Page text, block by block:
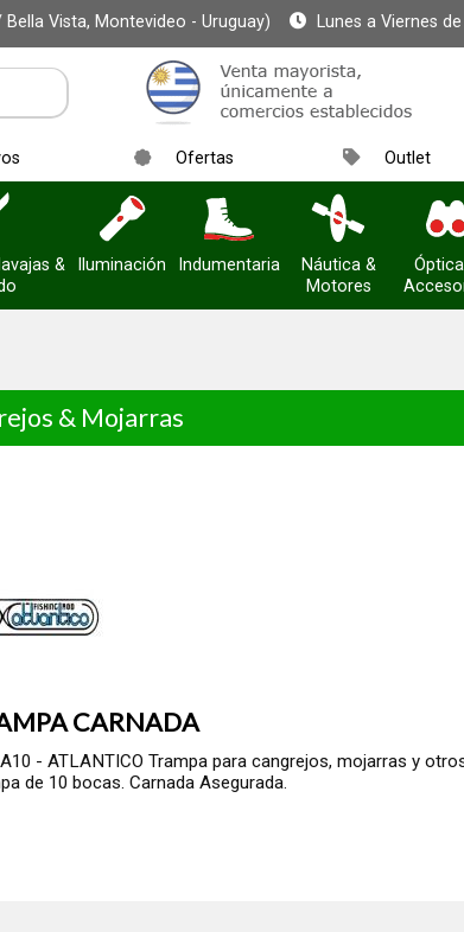
Bella Vista, Montevideo - Uruguay) Lunes a Viernes
Ofertas Outlet
&
Iluminación Indumentaria
Náutica &
Motores
& Mojarras
CARNADA
- ATLANTICO Trampa para cangrejos, mojarras y
de 10 bocas. Carnada Asegurada.